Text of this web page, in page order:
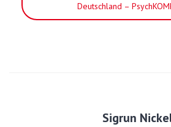
Deutschland –
Sigrun